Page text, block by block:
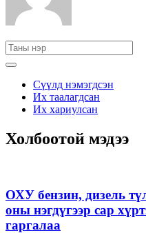
Сүүлд нэмэгдсэн
Их таалагдсан
Их хариулсан
Холбоотой мэдээ
ОХУ бензин, дизель
оны нэгдүгээр сар
гаргалаа